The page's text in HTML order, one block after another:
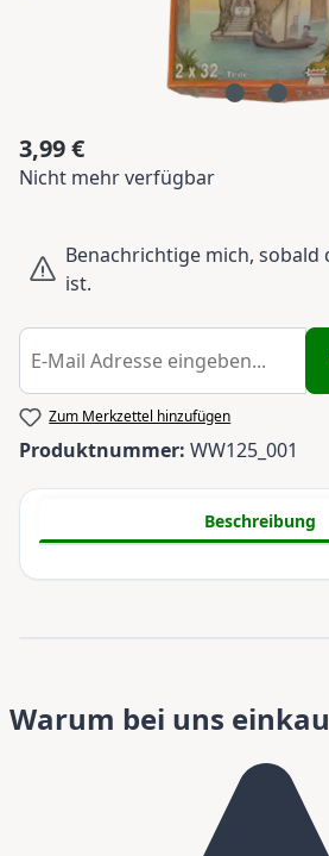
Regulärer Preis:
3,99 €
Nicht mehr verfügbar
Benachrichtige mich,
ist.
Zum Merkzettel hinzufügen
Produktnummer: WW125_001
Beschreibung
Warum bei uns